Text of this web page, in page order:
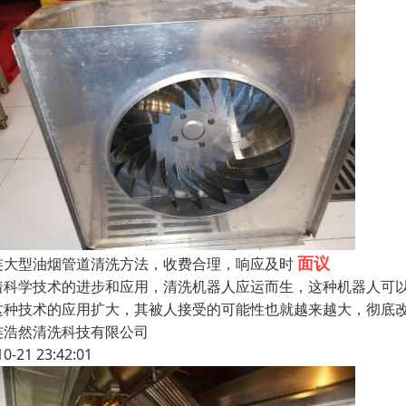
型油烟管道清洗方法，收费合理，响应及时面议
学技术的进步和应用，清洗机器人应运而生，这种机器人
技术的应用扩大，其被人接受的可能性也就越来越大，彻
然清洗科技有限公司
21 23:42:01